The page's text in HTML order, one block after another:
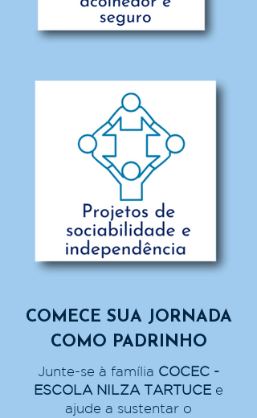
COMECE SUA JORNADA
COMO PADRINHO
Junte-se à família COCEC -
ESCOLA NILZA TARTUCE e
ajude a sustentar o